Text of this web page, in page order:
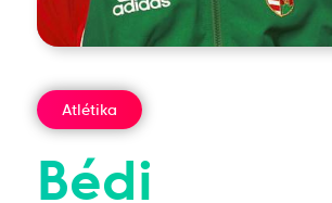
Atlétika
Bédi